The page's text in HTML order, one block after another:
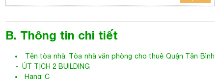
B. Thông tin chi tiết
Tên tòa nhà: Tòa nhà văn phòng cho thuê Quận Tân Bình
-ÚT TỊCH 2 BUILDING
Hạng: C